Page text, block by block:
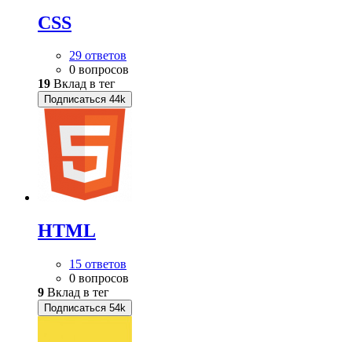
CSS
29 ответов
0 вопросов
19 Вклад в тег
Подписаться 44k
HTML
15 ответов
0 вопросов
9 Вклад в тег
Подписаться 54k